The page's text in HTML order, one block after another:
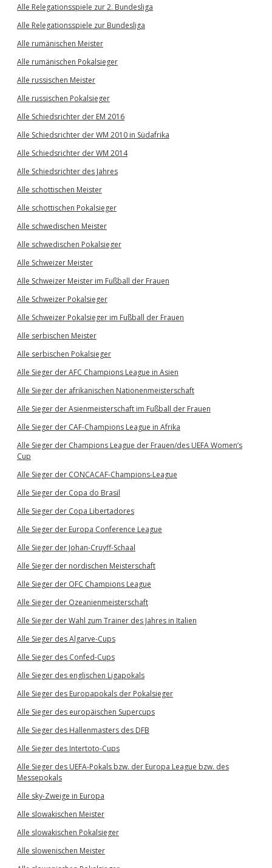
Alle Relegationsspiele zur 2. Bundesliga
Alle Relegationsspiele zur Bundesliga
Alle rumänischen Meister
Alle rumänischen Pokalsieger
Alle russischen Meister
Alle russischen Pokalsieger
Alle Schiedsrichter der EM 2016
Alle Schiedsrichter der WM 2010 in Südafrika
Alle Schiedsrichter der WM 2014
Alle Schiedsrichter des Jahres
Alle schottischen Meister
Alle schottischen Pokalsieger
Alle schwedischen Meister
Alle schwedischen Pokalsieger
Alle Schweizer Meister
Alle Schweizer Meister im Fußball der Frauen
Alle Schweizer Pokalsieger
Alle Schweizer Pokalsieger im Fußball der Frauen
Alle serbischen Meister
Alle serbischen Pokalsieger
Alle Sieger der AFC Champions League in Asien
Alle Sieger der afrikanischen Nationenmeisterschaft
Alle Sieger der Asienmeisterschaft im Fußball der Frauen
Alle Sieger der CAF-Champions League in Afrika
Alle Sieger der Champions League der Frauen/des UEFA Women’s
Cup
Alle Sieger der CONCACAF-Champions-League
Alle Sieger der Copa do Brasil
Alle Sieger der Copa Libertadores
Alle Sieger der Europa Conference League
Alle Sieger der Johan-Cruyff-Schaal
Alle Sieger der nordischen Meisterschaft
Alle Sieger der OFC Champions League
Alle Sieger der Ozeanienmeisterschaft
Alle Sieger der Wahl zum Trainer des Jahres in Italien
Alle Sieger des Algarve-Cups
Alle Sieger des Confed-Cups
Alle Sieger des englischen Ligapokals
Alle Sieger des Europapokals der Pokalsieger
Alle Sieger des europäischen Supercups
Alle Sieger des Hallenmasters des DFB
Alle Sieger des Intertoto-Cups
Alle Sieger des UEFA-Pokals bzw. der Europa League bzw. des
Messepokals
Alle sky-Zweige in Europa
Alle slowakischen Meister
Alle slowakischen Pokalsieger
Alle slowenischen Meister